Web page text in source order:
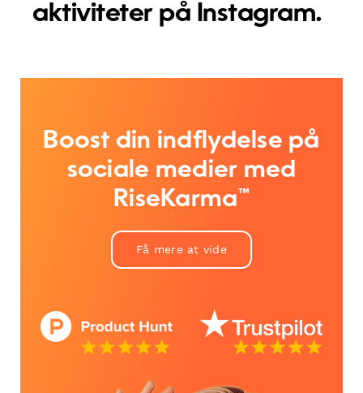
aktiviteter på Instagram.
Boost din indflydelse på
sociale medier med
RiseKarma™
Få mere at vide